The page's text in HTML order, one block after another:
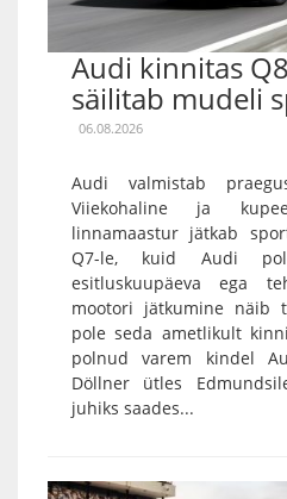
Audi kinnitas
säilitab mudeli
06.08.2026
Audi valmistab
Viiekohaline ja
linnamaastur jätkab
Q7-le, kuid Audi
esitluskuupäeva ega
mootori jätkumine näib
pole seda ametlikult
polnud varem kindel
Döllner ütles
juhiks saades...